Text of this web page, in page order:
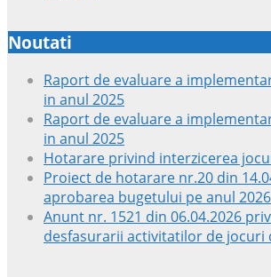
Noutati
Raport de evaluare a
in anul 2025
Raport de evaluare a
in anul 2025
Hotarare privind interzicerea
Proiect de hotarare nr.20 din
aprobarea bugetului pe anul 2026
Anunt nr. 1521 din 06.04.2026
desfasurarii activitatilor de jocuri